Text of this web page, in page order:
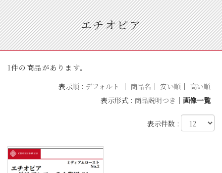
エチオピア
1件の商品があります。
表示順 : デフォルト ｜ 商品名 ｜ 安い順 ｜ 高い順
表示形式 : 商品説明つき ｜ 画像一覧
表示件数 :